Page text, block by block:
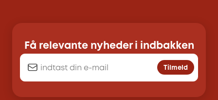
Få relevante nyheder i indbakken
Tilmeld